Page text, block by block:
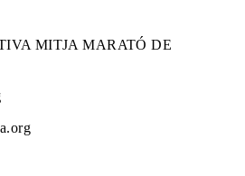
MITJA MARATÓ DE